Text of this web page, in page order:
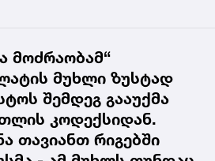
მოძრაობამ“
მუხლი ზუსტად
შემდეგ გააუქმა
კოდექსიდან.
თავიანთ რიგებში